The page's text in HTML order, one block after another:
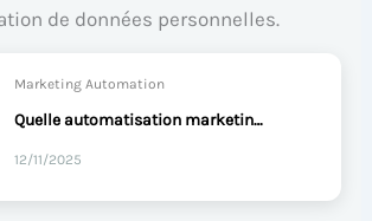
de données personnelles.
Marketing Automation
Quelle automatisation marketing pour rentabiliser l'IA ?
12/11/2025